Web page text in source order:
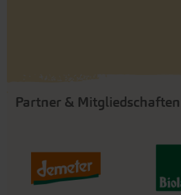
Partner & Mitgliedschaften